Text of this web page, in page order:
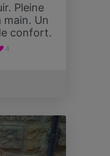
Pleine
main. Un
confort.
4